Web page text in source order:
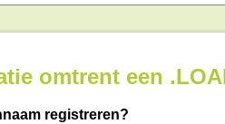
omtrent een
registreren?